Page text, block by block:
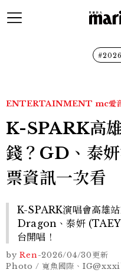
ENTERTAINMENT mc愛
K-SPARK高
錢？GD、泰
票資訊一次看
K-SPARK演唱會高雄
Dragon、泰妍
台開唱！
by Ren-2026/04/30更新
Photo / 寬魚國際、